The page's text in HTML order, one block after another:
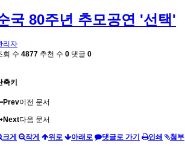
국 80주년 추모공연 '선택'
리자
회 수 4877 추천 수 0 댓글 0
축키
Prev이전 문서
Next다음 문서
크게 작게 위로 아래로 댓글로 가기 인쇄 첨부